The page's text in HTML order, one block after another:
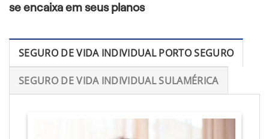
se encaixa em seus planos
SEGURO DE VIDA INDIVIDUAL PORTO SEGURO
SEGURO DE VIDA INDIVIDUAL SULAMÉRICA